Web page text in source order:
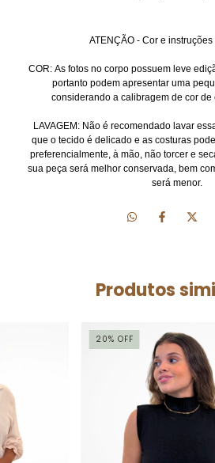
ATENÇÃO - Cor e
COR: As fotos no corpo possuem leve
portanto podem apresentar uma
considerando a calibragem de cor de
LAVAGEM: Não é recomendado lavar
que o tecido é delicado e as costuras
preferencialmente, à mão, não torcer e
sua peça será melhor conservada, bem
será menor.
Produtos
20% OFF